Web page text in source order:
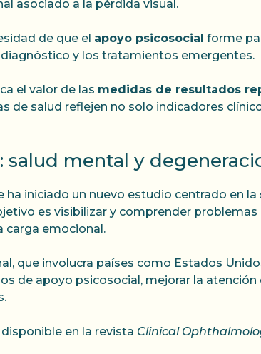
asociado a la pérdida visual.
de que el apoyo psicosocial forme
y los tratamientos emergentes.
el valor de las medidas de resultados
de salud reflejen no solo indicadores
salud mental y
ha iniciado un nuevo estudio centrado en la
es visibilizar y comprender
carga emocional.
que involucra países como Estados
de apoyo psicosocial, mejorar la
en la revista Clinical